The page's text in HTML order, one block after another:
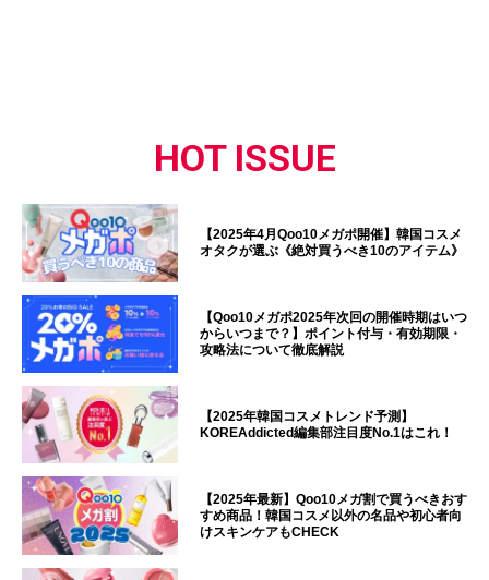
HOT ISSUE
【2025年4月Qoo10メガポ開催】韓国コスメ
オタクが選ぶ《絶対買うべき10のアイテム》
【Qoo10メガポ2025年次回の開催時期はいつ
からいつまで？】ポイント付与・有効期限・
攻略法について徹底解説
【2025年韓国コスメトレンド予測】
KOREAddicted編集部注目度No.1はこれ！
【2025年最新】Qoo10メガ割で買うべきおす
すめ商品！韓国コスメ以外の名品や初心者向
けスキンケアもCHECK